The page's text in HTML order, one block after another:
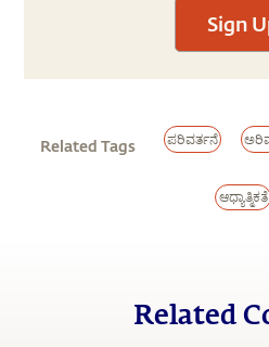
Sign
Related Tags ಪರಿವರ್ತನೆ
ಆಧ್ಯಾತ್ಮಿಕತೆ
Related